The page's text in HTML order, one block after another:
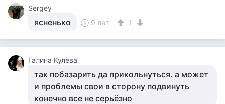
Sergey
ясненько 9 лет 1
Галина Кулёва
так побазарить да прикольнуться. а может
и проблемы свои в сторону подвинуть
конечно все не серьёзно